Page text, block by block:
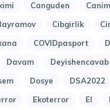
Canguden
Cibgirlik
COVIDpasport D
Davam
Deyishencavab
Dosye DSA2022
Ekoterror El